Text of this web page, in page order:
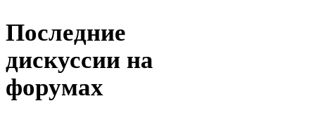
Последние
дискуссии на
форумах